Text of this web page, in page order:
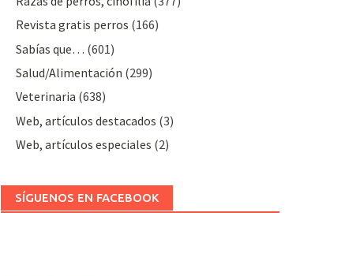
Revista gratis perros (166)
Sabías que… (601)
Salud/Alimentación (299)
Veterinaria (638)
Web, artículos destacados (3)
Web, artículos especiales (2)
SÍGUENOS EN FACEBOOK